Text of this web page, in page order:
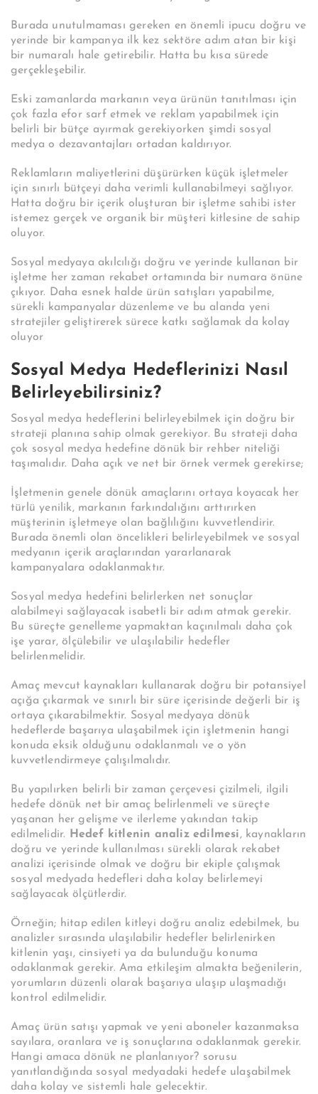
Burada unutulmaması gereken en önemli ipucu doğru ve
yerinde bir kampanya ilk kez sektöre adım atan bir kişi
bir numaralı hale getirebilir. Hatta bu kısa sürede
gerçekleşebilir.
Eski zamanlarda markanın veya ürünün tanıtılması için
çok fazla efor sarf etmek ve reklam yapabilmek için
belirli bir bütçe ayırmak gerekiyorken şimdi sosyal
medya o dezavantajları ortadan kaldırıyor.
Reklamların maliyetlerini düşürürken küçük işletmeler
için sınırlı bütçeyi daha verimli kullanabilmeyi sağlıyor.
Hatta doğru bir içerik oluşturan bir işletme sahibi ister
istemez gerçek ve organik bir müşteri kitlesine de sahip
oluyor.
Sosyal medyaya akılcılığı doğru ve yerinde kullanan bir
işletme her zaman rekabet ortamında bir numara önüne
çıkıyor. Daha esnek halde ürün satışları yapabilme,
sürekli kampanyalar düzenleme ve bu alanda yeni
stratejiler geliştirerek sürece katkı sağlamak da kolay
oluyor
Sosyal Medya Hedeflerinizi Nasıl
Belirleyebilirsiniz?
Sosyal medya hedeflerini belirleyebilmek için doğru bir
strateji planına sahip olmak gerekiyor. Bu strateji daha
çok sosyal medya hedefine dönük bir rehber niteliği
taşımalıdır. Daha açık ve net bir örnek vermek gerekirse;
İşletmenin genele dönük amaçlarını ortaya koyacak her
türlü yenilik, markanın farkındalığını arttırırken
müşterinin işletmeye olan bağlılığını kuvvetlendirir.
Burada önemli olan öncelikleri belirleyebilmek ve sosyal
medyanın içerik araçlarından yararlanarak
kampanyalara odaklanmaktır.
Sosyal medya hedefini belirlerken net sonuçlar
alabilmeyi sağlayacak isabetli bir adım atmak gerekir.
Bu süreçte genelleme yapmaktan kaçınılmalı daha çok
işe yarar, ölçülebilir ve ulaşılabilir hedefler
belirlenmelidir.
Amaç mevcut kaynakları kullanarak doğru bir potansiyel
açığa çıkarmak ve sınırlı bir süre içerisinde değerli bir iş
ortaya çıkarabilmektir. Sosyal medyaya dönük
hedeflerde başarıya ulaşabilmek için işletmenin hangi
konuda eksik olduğunu odaklanmalı ve o yön
kuvvetlendirmeye çalışılmalıdır.
Bu yapılırken belirli bir zaman çerçevesi çizilmeli, ilgili
hedefe dönük net bir amaç belirlenmeli ve süreçte
yaşanan her gelişme ve ilerleme yakından takip
edilmelidir. Hedef kitlenin analiz edilmesi, kaynakların
doğru ve yerinde kullanılması sürekli olarak rekabet
analizi içerisinde olmak ve doğru bir ekiple çalışmak
sosyal medyada hedefleri daha kolay belirlemeyi
sağlayacak ölçütlerdir.
Örneğin; hitap edilen kitleyi doğru analiz edebilmek, bu
analizler sırasında ulaşılabilir hedefler belirlenirken
kitlenin yaşı, cinsiyeti ya da bulunduğu konuma
odaklanmak gerekir. Ama etkileşim almakta beğenilerin,
yorumların düzenli olarak başarıya ulaşıp ulaşmadığı
kontrol edilmelidir.
Amaç ürün satışı yapmak ve yeni aboneler kazanmaksa
sayılara, oranlara ve iş sonuçlarına odaklanmak gerekir.
Hangi amaca dönük ne planlanıyor? sorusu
yanıtlandığında sosyal medyadaki hedefe ulaşabilmek
daha kolay ve sistemli hale gelecektir.